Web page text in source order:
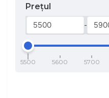
Prețul
-
5500 5600 5700